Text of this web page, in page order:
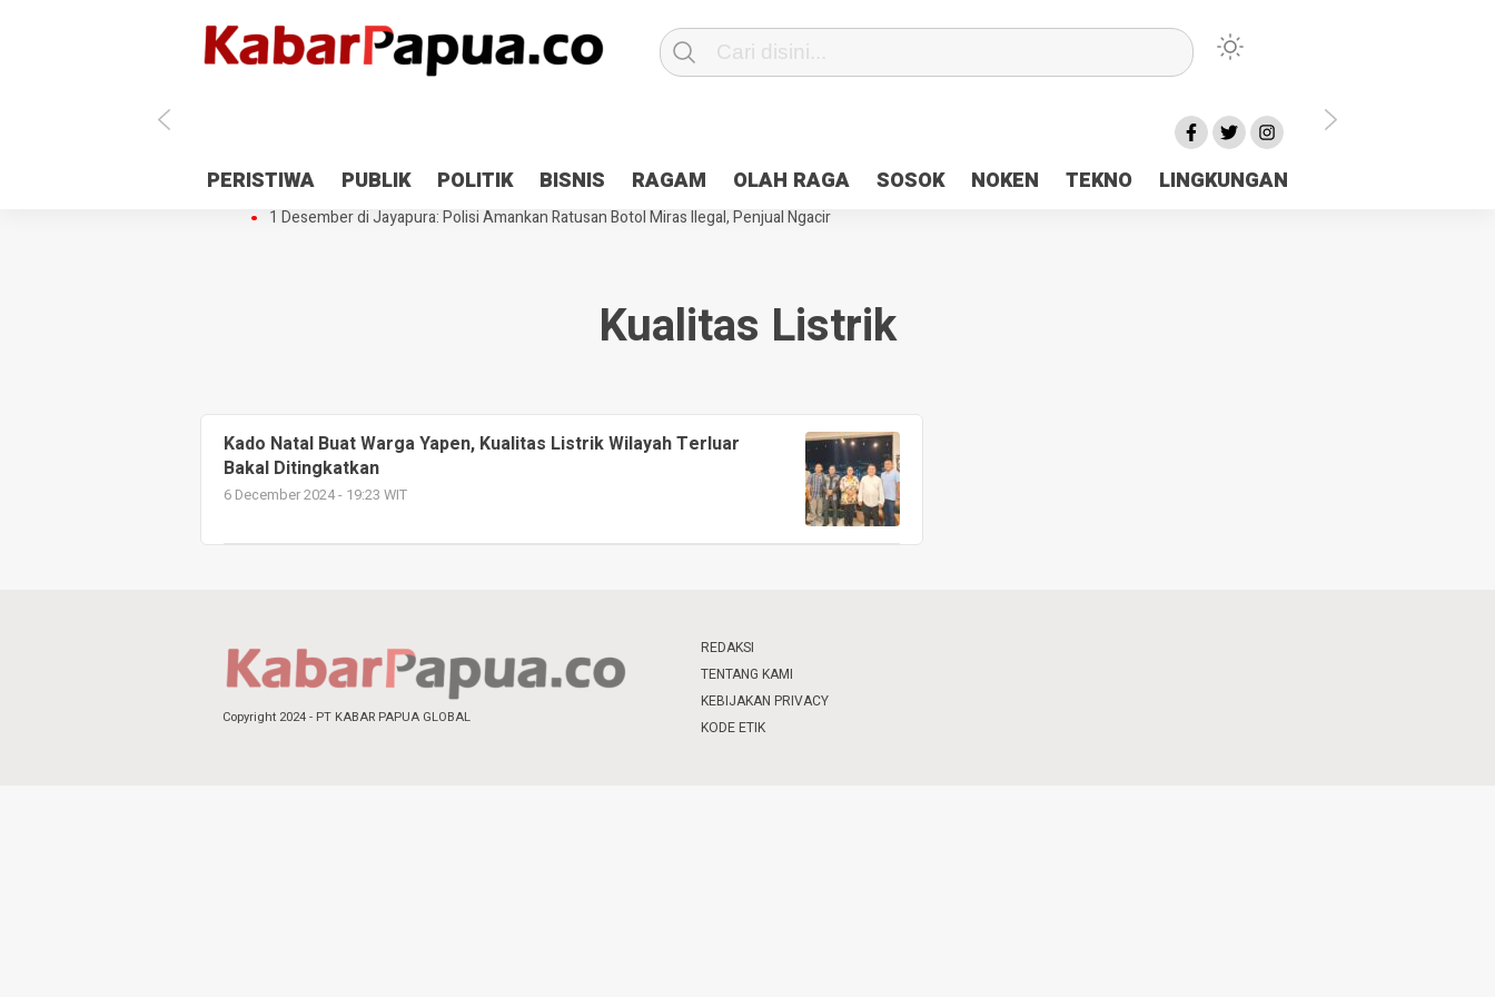
PERISTIWA PUBLIK POLITIK BISNIS RAGAM OLAH RAGA SOSOK NOKEN TEKNO LINGKUNGAN
Antisipasi 1 Desember, TNI Polri Patroli 2×24 jam di Kota Jayapura
Pesan Sejuk Polri di Deklarasi Pemilu Ceria Tanah Papua
Gedung Perpustakaan SMPN 5 Sentani Terbakar
Hibah Pilkada Jayapura Cair 10 Persen, Deposit Kas Daerah Rp23 Miliar Disorot
1 Desember di Jayapura: Polisi Amankan Ratusan Botol Miras Ilegal, Penjual Ngacir
Kualitas Listrik
Kado Natal Buat Warga Yapen, Kualitas Listrik Wilayah Terluar
Bakal Ditingkatkan
6 December 2024 - 19:23 WIT
Copyright 2024 - PT KABAR PAPUA GLOBAL
REDAKSI
TENTANG KAMI
KEBIJAKAN PRIVACY
KODE ETIK